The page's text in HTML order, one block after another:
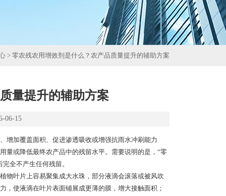
> 零农残农用增效剂是什么？农产品质量提升的辅助方案
量提升的辅助方案
06-15
加覆盖面积、促进渗透吸收或增强抗雨水冲刷能力
或降低最终农产品中的残留水平。需要说明的是，“零
全不产生任何残留。
叶片上容易聚集成大水珠，部分液滴会滚落或被风吹
，使液滴在叶片表面铺展成更薄的膜，增大接触面积；